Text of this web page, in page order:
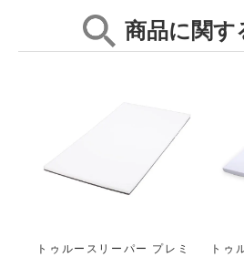
商品に関す
トゥルースリーパー プレミ
トゥ